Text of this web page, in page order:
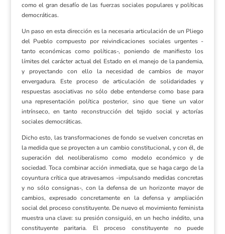
como el gran desafío de las fuerzas sociales populares y políticas
democráticas.
Un paso en esta dirección es la necesaria articulación de un Pliego
del Pueblo compuesto por reivindicaciones sociales urgentes -
tanto económicas como políticas-, poniendo de manifiesto los
límites del carácter actual del Estado en el manejo de la pandemia,
y proyectando con ello la necesidad de cambios de mayor
envergadura. Este proceso de articulación de solidaridades y
respuestas asociativas no sólo debe entenderse como base para
una representación política posterior, sino que tiene un valor
intrínseco, en tanto reconstrucción del tejido social y actorías
sociales democráticas.
Dicho esto, las transformaciones de fondo se vuelven concretas en
la medida que se proyecten a un cambio constitucional, y con él, de
superación del neoliberalismo como modelo económico y de
sociedad. Toca combinar acción inmediata, que se haga cargo de la
coyuntura crítica que atravesamos -impulsando medidas concretas
y no sólo consignas-, con la defensa de un horizonte mayor de
cambios, expresado concretamente en la defensa y ampliación
social del proceso constituyente. De nuevo el movimiento feminista
muestra una clave: su presión consiguió, en un hecho inédito, una
constituyente paritaria. El proceso constituyente no puede